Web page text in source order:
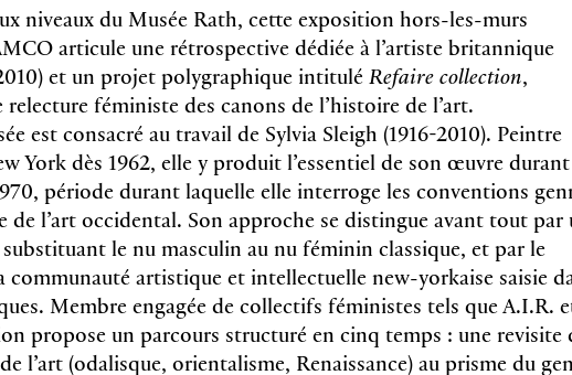
niveaux du Musée Rath, cette exposition hors-les-murs
articule une rétrospective dédiée à l’artiste britannique
et un projet polygraphique intituléRefaire collection,
féministe des canons de l’histoire de l’art.
est consacré au travail de Sylvia Sleigh (1916-2010). Peintre
York dès 1962, elle y produit l’essentiel de son œuvre
période durant laquelle elle interroge les conventions
de l’art occidental. Son approche se distingue avant tout par
le nu masculin au nu féminin classique, et par le
artistique et intellectuelle new-yorkaise saisie
Membre engagée de collectifs féministes tels que A.I.R.
propose un parcours structuré en cinq temps : une revisite
l’art (odalisque, orientalisme, Renaissance) au prisme du